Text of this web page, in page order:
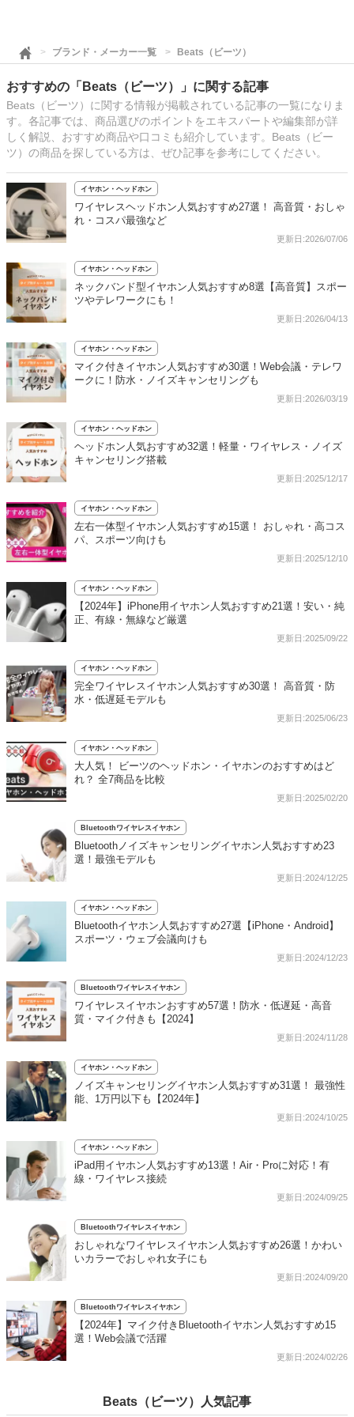
ブランド・メーカー一覧 Beats（ビーツ）
おすすめの「Beats（ビーツ）」に関する記事
Beats（ビーツ）に関する情報が掲載されている記事の一覧になりま
す。各記事では、商品選びのポイントをエキスパートや編集部が詳
しく解説、おすすめ商品や口コミも紹介しています。Beats（ビー
ツ）の商品を探している方は、ぜひ記事を参考にしてください。
イヤホン・ヘッドホン
ワイヤレスヘッドホン人気おすすめ27選！ 高音質・おしゃ
れ・コスパ最強など
更新日:2026/07/06
イヤホン・ヘッドホン
ネックバンド型イヤホン人気おすすめ8選【高音質】スポー
ツやテレワークにも！
更新日:2026/04/13
イヤホン・ヘッドホン
マイク付きイヤホン人気おすすめ30選！Web会議・テレワ
ークに！防水・ノイズキャンセリングも
更新日:2026/03/19
イヤホン・ヘッドホン
ヘッドホン人気おすすめ32選！軽量・ワイヤレス・ノイズ
キャンセリング搭載
更新日:2025/12/17
イヤホン・ヘッドホン
左右一体型イヤホン人気おすすめ15選！ おしゃれ・高コス
パ、スポーツ向けも
更新日:2025/12/10
イヤホン・ヘッドホン
【2024年】iPhone用イヤホン人気おすすめ21選！安い・純
正、有線・無線など厳選
更新日:2025/09/22
イヤホン・ヘッドホン
完全ワイヤレスイヤホン人気おすすめ30選！ 高音質・防
水・低遅延モデルも
更新日:2025/06/23
イヤホン・ヘッドホン
大人気！ ビーツのヘッドホン・イヤホンのおすすめはど
れ？ 全7商品を比較
更新日:2025/02/20
Bluetoothワイヤレスイヤホン
Bluetoothノイズキャンセリングイヤホン人気おすすめ23
選！最強モデルも
更新日:2024/12/25
イヤホン・ヘッドホン
Bluetoothイヤホン人気おすすめ27選【iPhone・Android】
スポーツ・ウェブ会議向けも
更新日:2024/12/23
Bluetoothワイヤレスイヤホン
ワイヤレスイヤホンおすすめ57選！防水・低遅延・高音
質・マイク付きも【2024】
更新日:2024/11/28
イヤホン・ヘッドホン
ノイズキャンセリングイヤホン人気おすすめ31選！ 最強性
能、1万円以下も【2024年】
更新日:2024/10/25
イヤホン・ヘッドホン
iPad用イヤホン人気おすすめ13選！Air・Proに対応！有
線・ワイヤレス接続
更新日:2024/09/25
Bluetoothワイヤレスイヤホン
おしゃれなワイヤレスイヤホン人気おすすめ26選！かわい
いカラーでおしゃれ女子にも
更新日:2024/09/20
Bluetoothワイヤレスイヤホン
【2024年】マイク付きBluetoothイヤホン人気おすすめ15
選！Web会議で活躍
更新日:2024/02/26
Beats（ビーツ）人気記事